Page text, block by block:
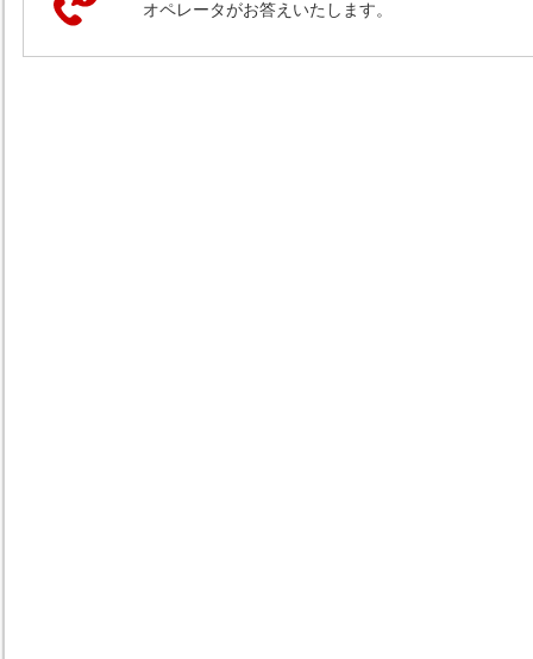
オペレータがお答えいたします。